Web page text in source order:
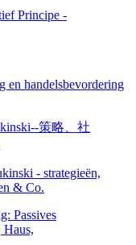
Principe -
en handelsbevordering
- strategieën,
& Co.